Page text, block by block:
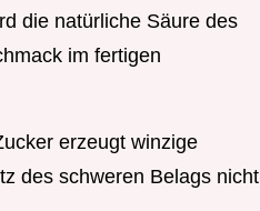
die natürliche Säure des
im fertigen
erzeugt winzige
des schweren Belags nicht